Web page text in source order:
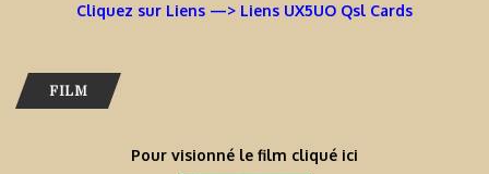
Cliquez sur Liens —> Liens UX5UO Qsl Cards
FILM
Pour visionné le film cliqué ici